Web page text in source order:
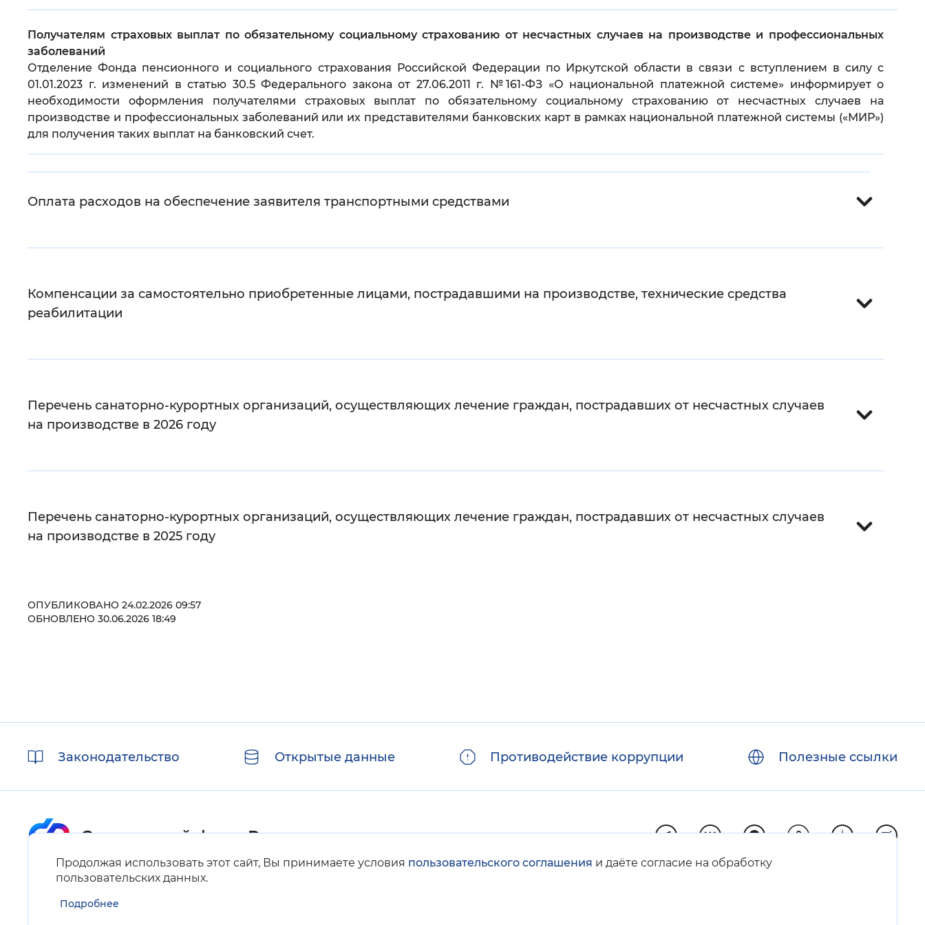
Изображения : Включены Выключены
Звуковой ассистент: Воспроизвести
Вернуть стандартные настройки
Получателям страховых выплат по обязательному социальному страхованию от несчастных случаев на производстве и профессиональных
заболеваний
Отделение Фонда пенсионного и социального страхования Российской Федерации по Иркутской области в связи с вступлением в силу с
01.01.2023 г. изменений в статью 30.5 Федерального закона от 27.06.2011 г. №161-ФЗ «О национальной платежной системе» информирует о
необходимости оформления получателями страховых выплат по обязательному социальному страхованию от несчастных случаев на
производстве и профессиональных заболеваний или их представителями банковских карт в рамках национальной платежной системы («МИР»)
для получения таких выплат на банковский счет.
Оплата расходов на обеспечение заявителя транспортными средствами
Компенсации за самостоятельно приобретенные лицами, пострадавшими на производстве, технические средства
реабилитации
Перечень санаторно-курортных организаций, осуществляющих лечение граждан, пострадавших от несчастных случаев
на производстве в 2026 году
Перечень санаторно-курортных организаций, осуществляющих лечение граждан, пострадавших от несчастных случаев
на производстве в 2025 году
ОПУБЛИКОВАНО 24.02.2026 09:57
ОБНОВЛЕНО 30.06.2026 18:49
Продолжая использовать этот сайт, Вы принимаете условия пользовательского соглашения и даёте согласие на обработку
пользовательских данных.
Подробнее
ссылкиЗаконодательство Открытые данные Противодействие коррупции Полезные ссылки
Карта сайта
Нашли ошибку на сайте?